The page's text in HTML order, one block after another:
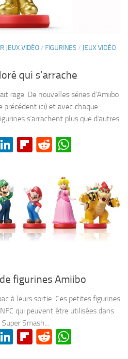
JEUX VIDÉO/ FIGURINES / JEUX VIDÉO
qui s’arrache
rage. De nouvelles séries d’Amiibo
ici) et avec chaque
s’arrachent plus que d’autres
LinkedIn
Flipboard
Reddit
figurines Amiibo
à leurs sortie. Ces petites figurines
qui peuvent être utilisées dans
Smash...
LinkedIn
Flipboard
Reddit